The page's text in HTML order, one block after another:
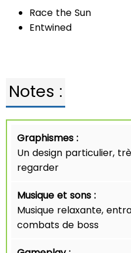
Race the Sun
Entwined
Notes :
Graphismes :
Un design particulier,
regarder
Musique et sons :
Musique relaxante,
combats de boss